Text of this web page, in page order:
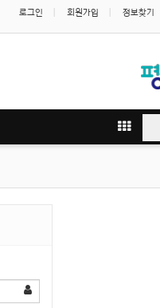
로그인 회원가입 정보찾기